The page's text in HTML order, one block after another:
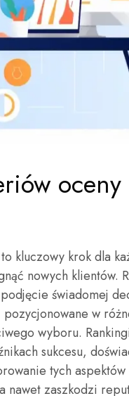
kluczowy krok dla
nowych klientów.
świadomej
w
wyboru.
sukcesu,
tych
nawet zaszkodzi